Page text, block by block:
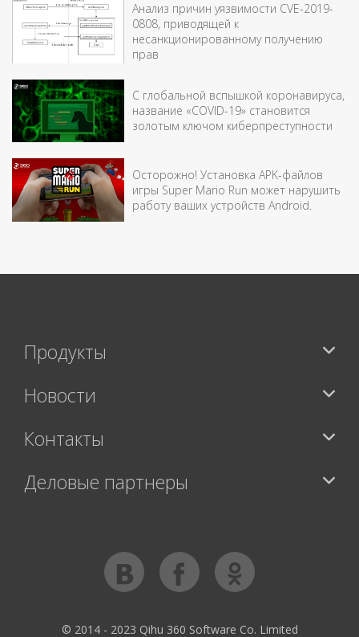
Анализ причин уязвимости CVE-2019-
0808, приводящей к
несанкционированному получению
прав
С глобальной вспышкой коронавируса,
название «COVID-19» становится
золотым ключом киберпреступности
Осторожно! Установка APK-файлов
игры Super Mario Run может нарушить
работу ваших устройств Android.
Продукты
Новости
Контакты
Деловые партнеры
© 2014 - 2023 Qihu 360 Software Co. Limited